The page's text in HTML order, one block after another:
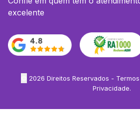
excelente
2026 Direitos Reservados -
Privacidade.